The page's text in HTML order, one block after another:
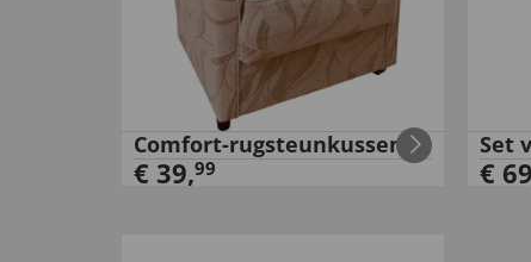
Comfort-rugsteunkussen
€ 39,99
Set
€ 69